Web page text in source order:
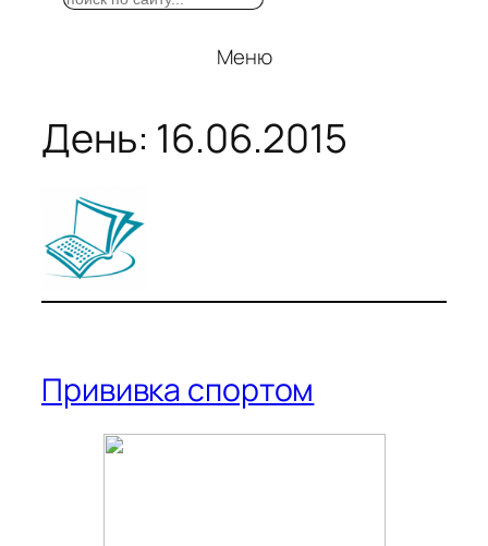
Меню
День: 16.06.2015
Прививка спортом